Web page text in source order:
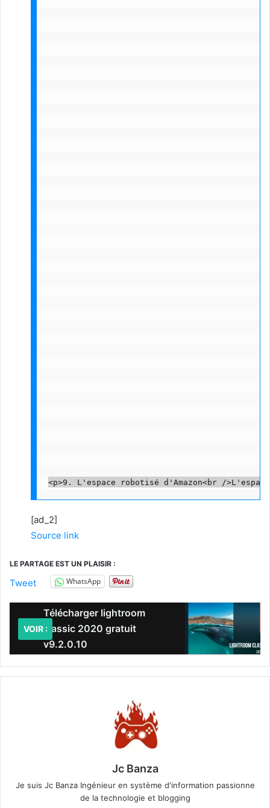
[ad_2]
Source link
LE PARTAGE EST UN PLAISIR :
Tweet WhatsApp
Télécharger lightroom
classic 2020 gratuit
v9.2.0.10
VOIR :
Jc Banza
Je suis Jc Banza Ingénieur en système d'information passionne
de la technologie et blogging